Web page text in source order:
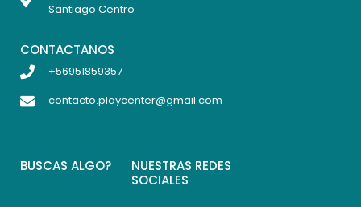
Santiago Centro
CONTACTANOS
+56951859357
contacto.playcenter@gmail.com
BUSCAS ALGO?
NUESTRAS REDES
SOCIALES